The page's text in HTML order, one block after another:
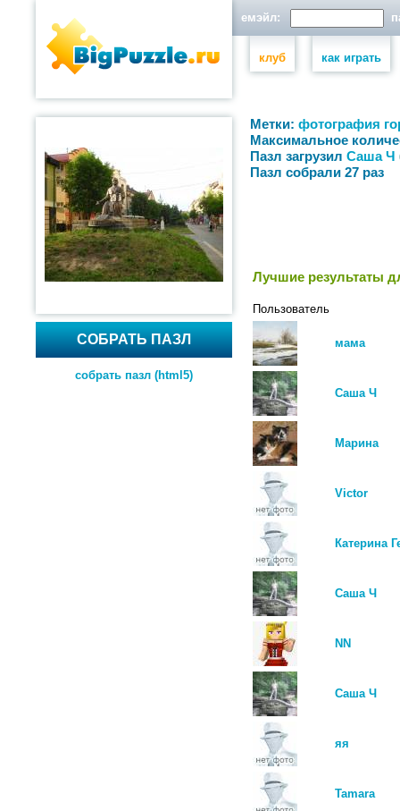
емэйл:
клуб как играть
СОБРАТЬ ПАЗЛ
собрать пазл (html5)
Метки: фотография
Максимальное
Пазл загрузил Саша Ч
Пазл собрали 27 раз
Лучшие результаты
Пользователь
мама
Саша Ч
Марина
Victor
Катерина
Саша Ч
NN
Саша Ч
яя
Tamara